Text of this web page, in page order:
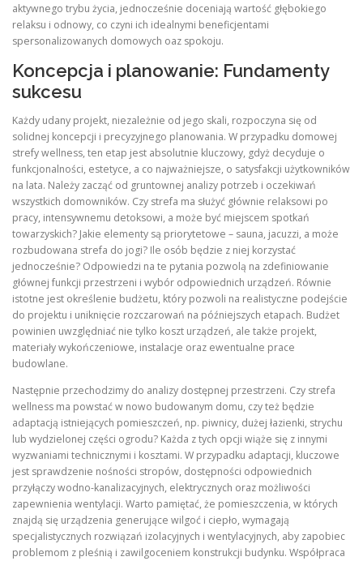
aktywnego trybu życia, jednocześnie doceniają wartość głębokiego
relaksu i odnowy, co czyni ich idealnymi beneficjentami
spersonalizowanych domowych oaz spokoju.
Koncepcja i planowanie: Fundamenty
sukcesu
Każdy udany projekt, niezależnie od jego skali, rozpoczyna się od
solidnej koncepcji i precyzyjnego planowania. W przypadku domowej
strefy wellness, ten etap jest absolutnie kluczowy, gdyż decyduje o
funkcjonalności, estetyce, a co najważniejsze, o satysfakcji użytkowników
na lata. Należy zacząć od gruntownej analizy potrzeb i oczekiwań
wszystkich domowników. Czy strefa ma służyć głównie relaksowi po
pracy, intensywnemu detoksowi, a może być miejscem spotkań
towarzyskich? Jakie elementy są priorytetowe – sauna, jacuzzi, a może
rozbudowana strefa do jogi? Ile osób będzie z niej korzystać
jednocześnie? Odpowiedzi na te pytania pozwolą na zdefiniowanie
głównej funkcji przestrzeni i wybór odpowiednich urządzeń. Równie
istotne jest określenie budżetu, który pozwoli na realistyczne podejście
do projektu i uniknięcie rozczarowań na późniejszych etapach. Budżet
powinien uwzględniać nie tylko koszt urządzeń, ale także projekt,
materiały wykończeniowe, instalacje oraz ewentualne prace
budowlane.
Następnie przechodzimy do analizy dostępnej przestrzeni. Czy strefa
wellness ma powstać w nowo budowanym domu, czy też będzie
adaptacją istniejących pomieszczeń, np. piwnicy, dużej łazienki, strychu
lub wydzielonej części ogrodu? Każda z tych opcji wiąże się z innymi
wyzwaniami technicznymi i kosztami. W przypadku adaptacji, kluczowe
jest sprawdzenie nośności stropów, dostępności odpowiednich
przyłączy wodno-kanalizacyjnych, elektrycznych oraz możliwości
zapewnienia wentylacji. Warto pamiętać, że pomieszczenia, w których
znajdą się urządzenia generujące wilgoć i ciepło, wymagają
specjalistycznych rozwiązań izolacyjnych i wentylacyjnych, aby zapobiec
problemom z pleśnią i zawilgoceniem konstrukcji budynku. Współpraca